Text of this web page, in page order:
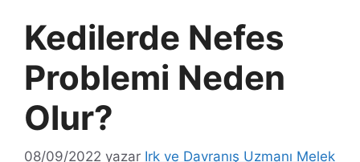
Kedilerde Nefes
Problemi Neden
Olur?
08/09/2022 yazar Irk ve Davranış Uzmanı Melek